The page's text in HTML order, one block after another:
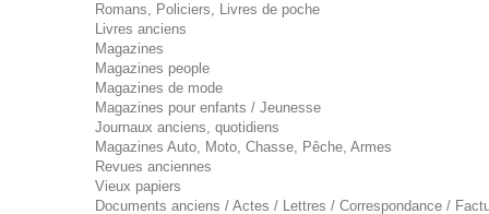
Romans, Policiers, Livres de poche
Livres anciens
Magazines
Magazines people
Magazines de mode
Magazines pour enfants / Jeunesse
Journaux anciens, quotidiens
Magazines Auto, Moto, Chasse, Pêche, Armes
Revues anciennes
Vieux papiers
Documents anciens / Actes / Lettres / Correspondance /